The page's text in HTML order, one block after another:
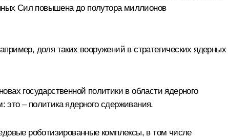
Сил повышена до полутора миллионов
доля таких вооружений в стратегических ядерных
государственной политики в области ядерного
– политика ядерного сдерживания.
роботизированные комплексы, в том числе